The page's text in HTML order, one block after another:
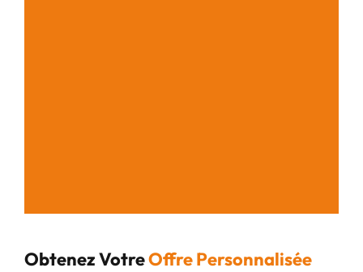
Obtenez VotreOffre Personnalisée